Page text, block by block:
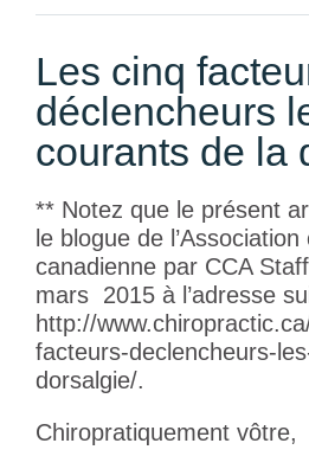
Les cinq
déclencheurs
courants de la
** Notez que le présent
le blogue de
canadienne par CCA
mars 2015 à l’adresse
http://
facteurs-declencheurs-
dorsalgie/.
Chiropratiquement vôtre,